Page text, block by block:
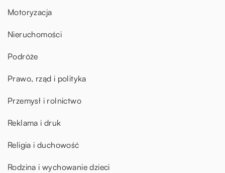
Motoryzacja
Nieruchomości
Podróże
Prawo, rząd i polityka
Przemysł i rolnictwo
Reklama i druk
Religia i duchowość
Rodzina i wychowanie dzieci